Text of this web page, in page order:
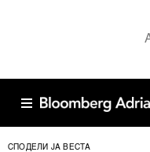
СПОДЕЛИ ЈА ВЕСТА